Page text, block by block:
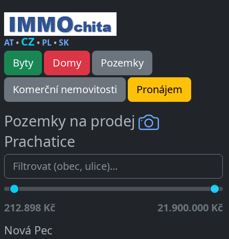
AT• CZ • PL•SK
Byty Domy
Pozemky
Komerční nemovitosti
Pronájem
Pozemky na prodej
Prachatice
212.898 Kč 21.900.000 Kč
Nová Pec